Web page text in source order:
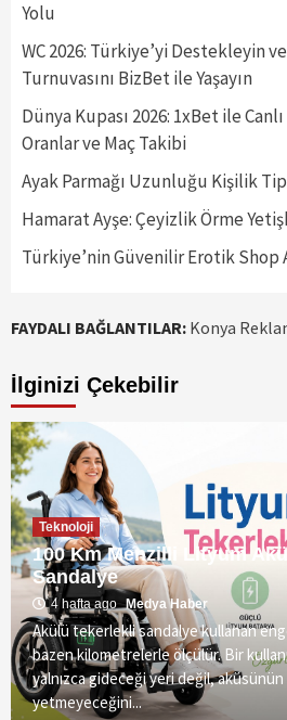
Yolu
WC 2026: Türkiye’yi Destekleyin
Turnuvasını BizBet ile Yaşayın
Dünya Kupası 2026: 1xBet ile
Oranlar ve Maç Takibi
Ayak Parmağı Uzunluğu Kişilik
Hamarat Ayşe: Çeyizlik Örme
Türkiye’nin Güvenilir Erotik Shop
FAYDALI BAĞLANTILAR: Konya
İlginizi Çekebilir
Teknoloji
100 Km Menzilli Lityum
Sandalye
4 hafta ago Medya Haber
Akülü tekerlekli sandalye kullanan
bazen kilometrelerle ölçülür. Bir
yalnızca gideceği yeri değil,
yetmeyeceğini...